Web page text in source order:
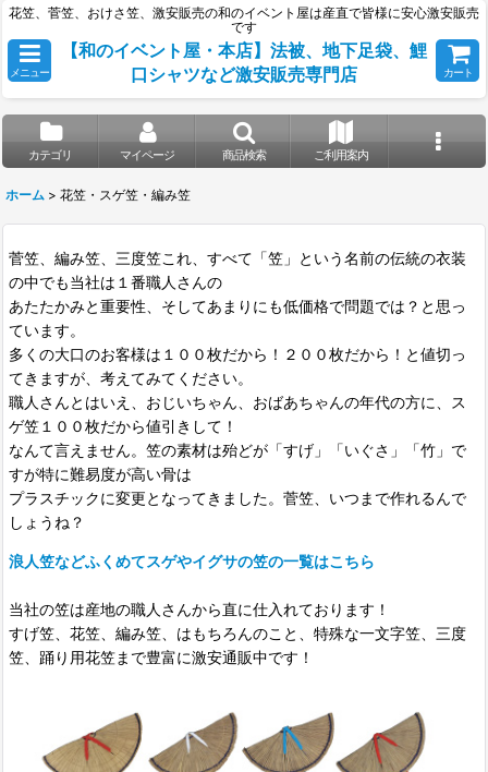
花笠、菅笠、おけさ笠、激安販売の和のイベント屋は産直で皆様に安心激安販売
です
メニュー
【和のイベント屋・本店】法被、地下足袋、鯉
口シャツなど激安販売専門店
カート
カテゴリ マイページ 商品検索 ご利用案内
ホーム > 花笠・スゲ笠・編み笠
菅笠、編み笠、三度笠これ、すべて「笠」という名前の伝統の衣装
の中でも当社は１番職人さんの
あたたかみと重要性、そしてあまりにも低価格で問題では？と思っ
ています。
多くの大口のお客様は１００枚だから！２００枚だから！と値切っ
てきますが、考えてみてください。
職人さんとはいえ、おじいちゃん、おばあちゃんの年代の方に、ス
ゲ笠１００枚だから値引きして！
なんて言えません。笠の素材は殆どが「すげ」「いぐさ」「竹」で
すが特に難易度が高い骨は
プラスチックに変更となってきました。菅笠、いつまで作れるんで
しょうね？
浪人笠などふくめてスゲやイグサの笠の一覧はこちら
当社の笠は産地の職人さんから直に仕入れております！
すげ笠、花笠、編み笠、はもちろんのこと、特殊な一文字笠、三度
笠、踊り用花笠まで豊富に激安通販中です！